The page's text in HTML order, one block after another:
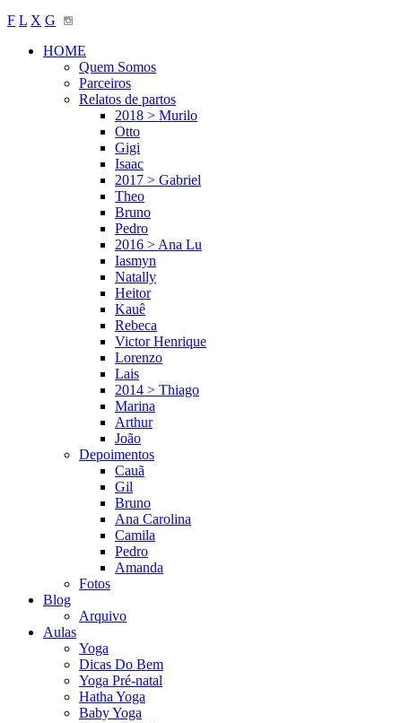
F L X G
HOME
Quem Somos
Parceiros
Relatos de partos
2018 > Murilo
Otto
Gigi
Isaac
2017 > Gabriel
Theo
Bruno
Pedro
2016 > Ana Lu
Iasmyn
Natally
Heitor
Kauê
Rebeca
Victor Henrique
Lorenzo
Lais
2014 > Thiago
Marina
Arthur
João
Depoimentos
Cauã
Gil
Bruno
Ana Carolina
Camila
Pedro
Amanda
Fotos
Blog
Arquivo
Aulas
Yoga
Dicas Do Bem
Yoga Pré-natal
Hatha Yoga
Baby Yoga